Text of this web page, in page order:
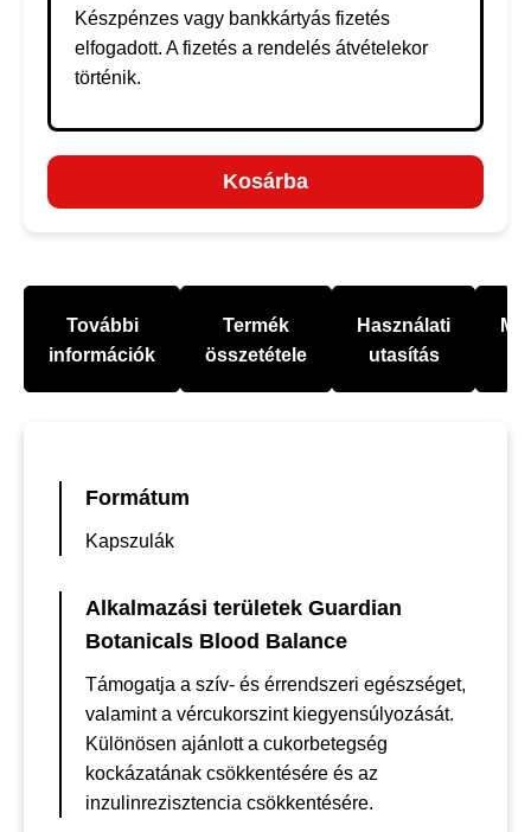
Készpénzes vagy bankkártyás fizetés
elfogadott. A fizetés a rendelés átvételekor
történik.
Kosárba
További
információk
Termék
összetétele
Használati
utasítás
Formátum
Kapszulák
Alkalmazási területek Guardian
Botanicals Blood Balance
Támogatja a szív- és érrendszeri egészséget,
valamint a vércukorszint kiegyensúlyozását.
Különösen ajánlott a cukorbetegség
kockázatának csökkentésére és az
inzulinrezisztencia csökkentésére.